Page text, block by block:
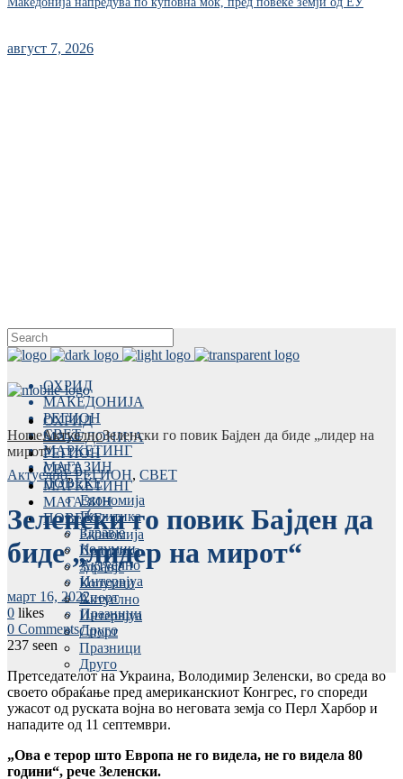
август 7, 2026
ОХРИД
МАКЕДОНИЈА
РЕГИОН
СВЕТ
МАРКЕТИНГ
МАГАЗИН
ПОВЕЌЕ
Економија
Политика
Здравје
Колумни
Актуелно
Интервјуа
Спорт
Празници
Друго
ОХРИД
МАКЕДОНИЈА
РЕГИОН
СВЕТ
МАРКЕТИНГ
МАГАЗИН
ПОВЕЌЕ
Економија
Политика
Здравје
Колумни
Актуелно
Интервјуа
Спорт
Празници
Друго
HomeАктуелноЗеленски го повик Бајден да биде „лидер на
мирот“
Актуелно,РЕГИОН, СВЕТ
Зеленски го повик Бајден да
биде „лидер на мирот“
март 16, 2022
0 likes
0 Comments
237 seen
Претседателот на Украина, Володимир Зеленски, во среда во
своето обраќање пред американскиот Конгрес, го спореди
ужасот од руската војна во неговата земја со Перл Харбор и
нападите од 11 септември.
„Ова е терор што Европа не го видела, не го видела 80
години“, рече Зеленски.